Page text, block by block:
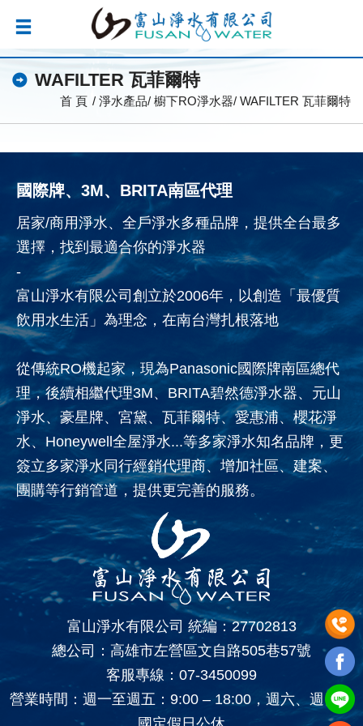
WAFILTER 瓦菲爾特
首 頁 淨水產品 櫥下RO淨水器 WAFILTER 瓦菲爾特
國際牌、3M、BRITA南區代理
居家/商用淨水、全戶淨水多種品牌，提供全台最多
選擇，找到最適合你的淨水器
-
富山淨水有限公司創立於2006年，以創造「最優質
飲用水生活」為理念，在南台灣扎根落地
從傳統RO機起家，現為Panasonic國際牌南區總代
理，後續相繼代理3M、BRITA碧然德淨水器、元山
淨水、豪星牌、宮黛、瓦菲爾特、愛惠浦、櫻花淨
水、Honeywell全屋淨水...等多家淨水知名品牌，更
簽立多家淨水同行經銷代理商、增加社區、建案、
團購等行銷管道，提供更完善的服務。
富山淨水有限公司 統編：27702813
總公司：高雄市左營區文自路505巷57號
客服專線： 07-3450099
營業時間：週一至週五：9:00 – 18:00，週六、週日、